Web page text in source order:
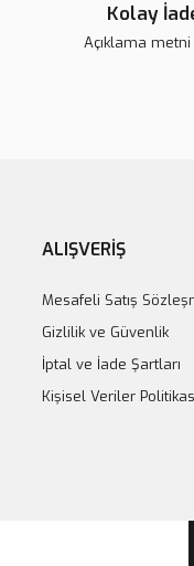
Moser Profesyonel Saç
1.600,00
Kolay
Açıklama
ALIŞVERİŞ
Mesafeli Satış
Gizlilik ve Güvenlik
İptal ve İade Şartları
Kişisel Veriler